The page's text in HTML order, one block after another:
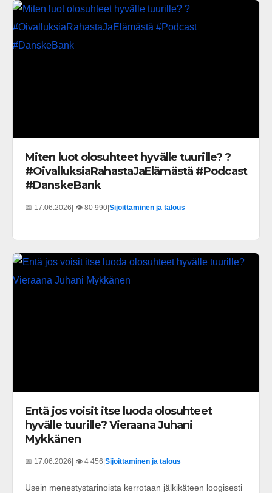
Miten luot olosuhteet hyvälle tuurille? ?
#OivalluksiaRahastaJaElämästä #Podcast
#DanskeBank
📅 17.06.2026 | 👁️ 80 990 Sijoittaminen ja talous
Entä jos voisit itse luoda olosuhteet
hyvälle tuurille? Vieraana Juhani
Mykkänen
📅 17.06.2026| 👁️ 4 456|Sijoittaminen ja talous
Usein menestystarinoista kerrotaan jälkikäteen loogisesti